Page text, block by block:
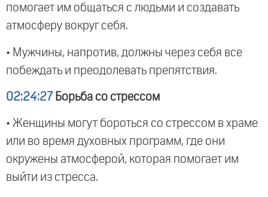
помогает им общаться с людьми и создавать
атмосферу вокруг себя.
• Мужчины, напротив, должны через себя все
побеждать и преодолевать препятствия.
02:24:27 Борьба со стрессом
• Женщины могут бороться со стрессом в храме
или во время духовных программ, где они
окружены атмосферой, которая помогает им
выйти из стресса.